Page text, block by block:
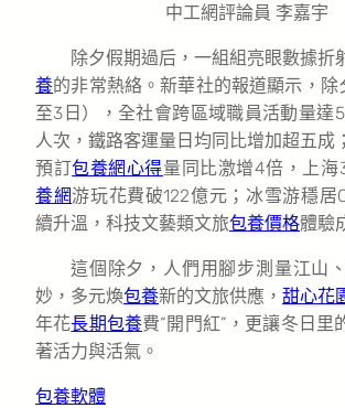
中工網評論員 李嘉宇
除夕假期過后，一組組亮眼數據折
養的非常熱絡。新華社的報道顯示，除
至3日），全社會跨區域職員活動量達
人次，鐵路客運量日均同比增加超五成
預訂包養網心得量同比激增4倍，上海
養網游玩花費破122億元；冰雪游穩居
續升溫，科技文藝類文旅包養價格體驗
這個除夕，人們用腳步測量江山
妙，多元煥包養新的文旅供應， 甜心花
年花長期包養費“開門紅”，更讓冬日里
著活力與活氣。
包養軟體